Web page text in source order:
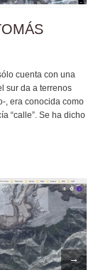
cuenta con una
sur da a terrenos
, era conocida como
“calle”. Se ha dicho
→